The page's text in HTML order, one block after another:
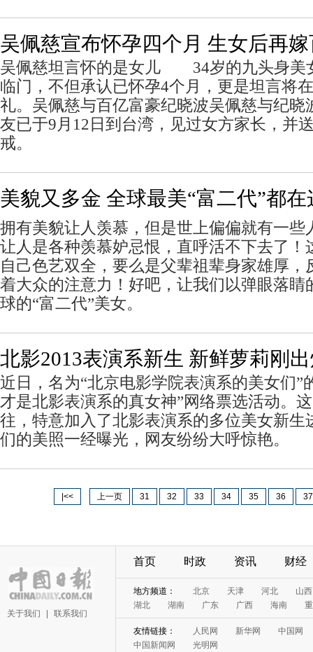
吴佩慈宣布怀孕四个月 生女后再
吴佩慈坦言怀的是女儿 34岁的九头身
临门，不但承认已怀孕4个月，更是坦言将
礼。吴佩慈与百亿富豪纪晓波吴佩慈与
友已于9月12日到台湾，见过女方家长，并
戒。
美貌又多金 全球最美“富二代”都在
拥有美貌让人羡慕，但是世上偏偏就有一些
让人是各种羡慕妒忌恨，直呼活不下去了！
自己色艺双全，要么是父辈祖辈身家雄厚，
着大众的注意力！好吧，让我们以弹眼落睛
球的“富二代”美女。
北影2013表演系新生 新鲜萝莉刚
近日，名为“北京电影学院表演系的美女们”
才是北影表演系的真女神”网络票选活动。
往，特意加入了北影表演系的多位美女新生
们的美照一经曝光，网友纷纷大呼惊艳。
|<< 上一页 31 32 33 34 35 36 37
关于我们 联系我们
首页 时政 资讯 财经